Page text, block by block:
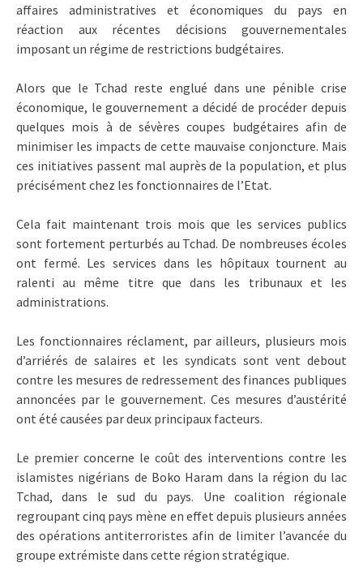
affaires administratives et économiques du pays en
réaction aux récentes décisions gouvernementales
imposant un régime de restrictions budgétaires.
Alors que le Tchad reste englué dans une pénible crise
économique, le gouvernement a décidé de procéder depuis
quelques mois à de sévères coupes budgétaires afin de
minimiser les impacts de cette mauvaise conjoncture. Mais
ces initiatives passent mal auprès de la population, et plus
précisément chez les fonctionnaires de l’Etat.
Cela fait maintenant trois mois que les services publics
sont fortement perturbés au Tchad. De nombreuses écoles
ont fermé. Les services dans les hôpitaux tournent au
ralenti au même titre que dans les tribunaux et les
administrations.
Les fonctionnaires réclament, par ailleurs, plusieurs mois
d’arriérés de salaires et les syndicats sont vent debout
contre les mesures de redressement des finances publiques
annoncées par le gouvernement. Ces mesures d’austérité
ont été causées par deux principaux facteurs.
Le premier concerne le coût des interventions contre les
islamistes nigérians de Boko Haram dans la région du lac
Tchad, dans le sud du pays. Une coalition régionale
regroupant cinq pays mène en effet depuis plusieurs années
des opérations antiterroristes afin de limiter l’avancée du
groupe extrémiste dans cette région stratégique.